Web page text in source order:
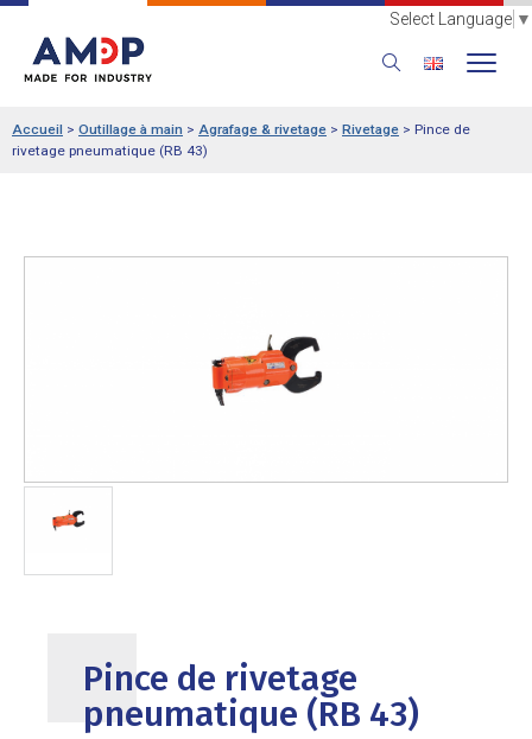
Select Language ▼
Accueil > Outillage à main > Agrafage & rivetage > Rivetage > Pince de
rivetage pneumatique (RB 43)
Pince de rivetage
pneumatique (RB 43)